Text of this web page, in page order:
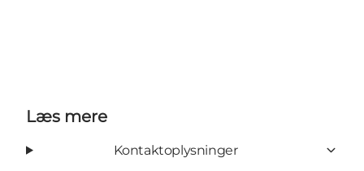
Læs mere
Kontaktoplysninger